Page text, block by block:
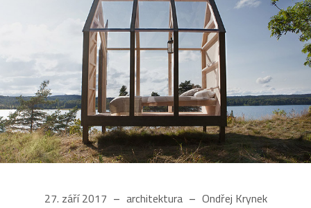
27. září 2017 architektura Ondřej Krynek